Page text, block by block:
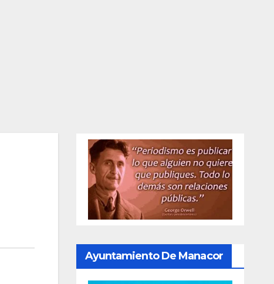
Ayuntamiento De Manacor